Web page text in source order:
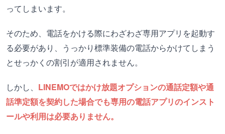
ってしまいます。
そのため、電話をかける際にわざわざ専用アプリを起動す
る必要があり、うっかり標準装備の電話からかけてしまう
とせっかくの割引が適用されません。
しかし、 LINEMOではかけ放題オプションの通話定額や通
話準定額を契約した場合でも専用の電話アプリのインスト
ールや利用は必要ありません。